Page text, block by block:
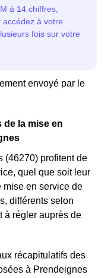
envoyé par le
de la mise en
(46270) profitent de
quel que soit leur
mise en service de
différents selon
à régler auprès de
récapitulatifs des
à Prendeignes